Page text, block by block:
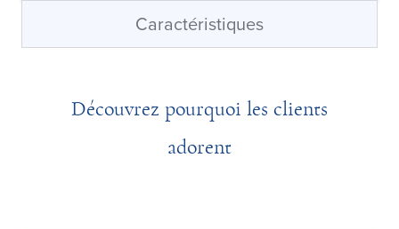
Caractéristiques
Découvrez pourquoi les clients
adorent